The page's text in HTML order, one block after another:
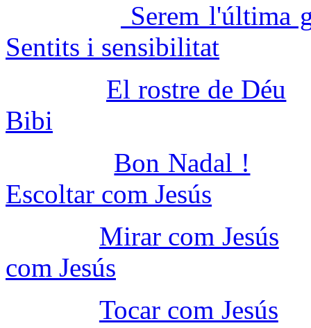
Serem l'última
Sentits i sensibilitat
El rostre de Déu
Bibi
Bon Nadal !
Escoltar com Jesús
Mirar com Jesús
com Jesús
Tocar com Jesús